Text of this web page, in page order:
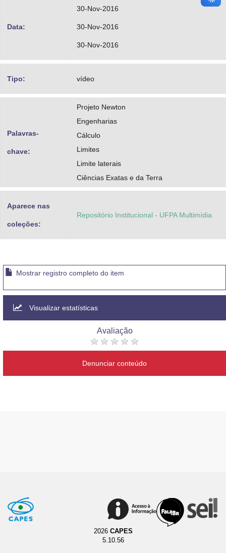
Data:
30-Nov-2016
30-Nov-2016
30-Nov-2016
Tipo: vídeo
Palavras-
chave:
Projeto Newton
Engenharias
Cálculo
Limites
Limite laterais
Ciências Exatas e da Terra
Aparece nas
coleções:
Repositório Institucional - UFPA Multimídia
Mostrar registro completo do item
Visualizar estatísticas
Avaliação
Denunciar conteúdo
2026 CAPES
5.10.56